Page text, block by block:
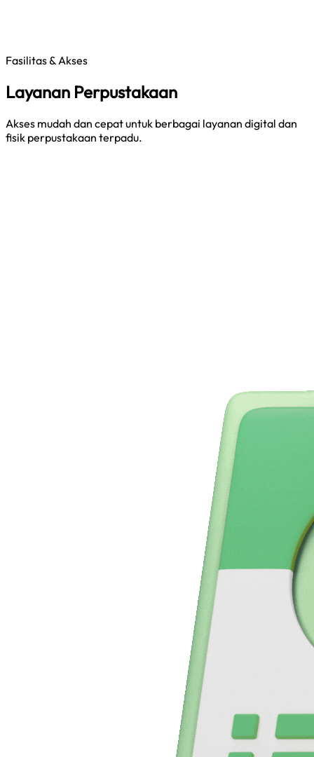
Fasilitas & Akses
Layanan Perpustakaan
Akses mudah dan cepat untuk berbagai layanan digital dan
fisik perpustakaan terpadu.